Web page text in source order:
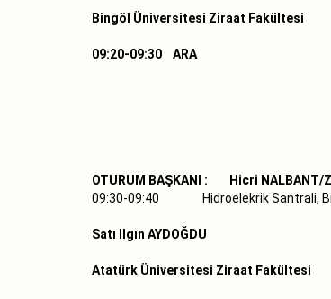
Bingöl Üniversitesi Ziraat Fakültesi
09:20-09:30 ARA
OTURUM BAŞKANI : Hicri NALBANT/
09:30-09:40 Hidroelekrik Santrali,
Satı Ilgın AYDOĞDU
Atatürk Üniversitesi Ziraat Fakültesi